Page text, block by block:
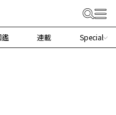
連載 Special